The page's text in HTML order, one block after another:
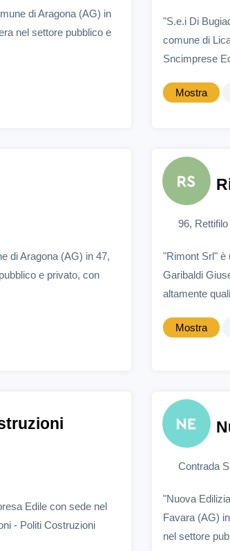
di Aragona (AG) in
nel settore pubblico e
"S.e.i Di
comune di
Sncimprese
Mostra
di Aragona (AG) in 47,
e privato, con
96,
"Rimont Srl" è
Garibaldi
altamente
Mostra
Edile con sede nel
- Politi Costruzioni
Contrada
"Nuova
Favara (AG)
nel settore